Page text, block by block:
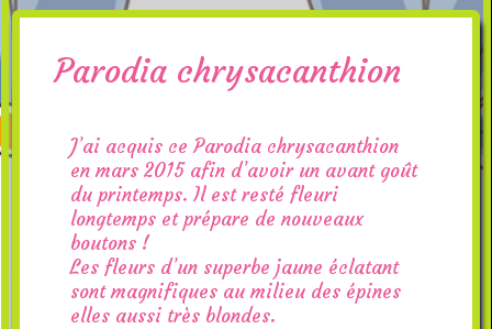
Parodia chrysacanthion
J’ai acquis ce Parodia chrysacanthion
en mars 2015 afin d’avoir un avant goût
du printemps. Il est resté fleuri
longtemps et prépare de nouveaux
boutons !
Les fleurs d’un superbe jaune éclatant
sont magnifiques au milieu des épines
elles aussi très blondes.